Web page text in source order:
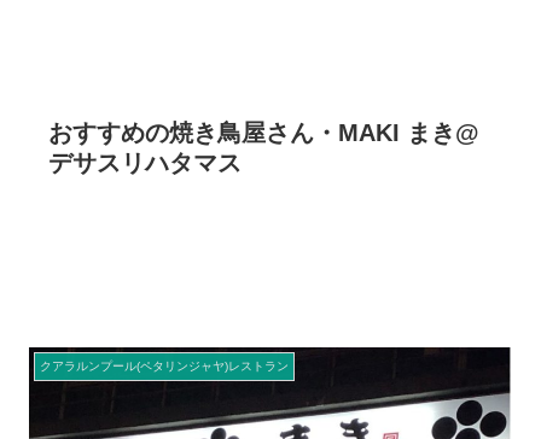
おすすめの焼き鳥屋さん・MAKI まき@
デサスリハタマス
クアラルンプール(ペタリンジャヤ)レストラン